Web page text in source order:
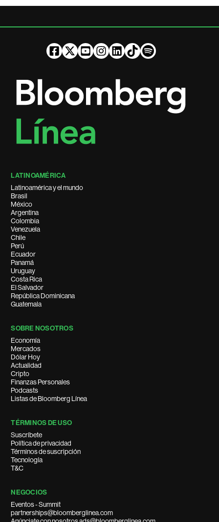
LATINOAMÉRICA
Latinoamérica y el mundo
Brasil
México
Argentina
Colombia
Venezuela
Chile
Perú
Ecuador
Panamá
Uruguay
Costa Rica
El Salvador
República Dominicana
Guatemala
SOBRE NOSOTROS
Economía
Mercados
Dólar Hoy
Actualidad
Cripto
Finanzas Personales
Podcasts
Listas de Bloomberg Línea
TÉRMINOS DE USO
Suscríbete
Política de privacidad
Términos de suscripción
Tecnología
T&C
NEGOCIOS
Eventos - Summit
partnerships@bloomberglinea.com